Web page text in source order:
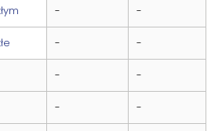
- -
- -
- -
- -